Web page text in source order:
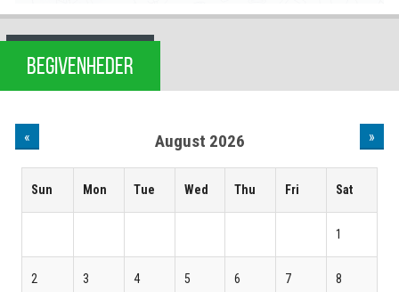
BEGIVENHEDER
« August 2026 »
Sun Mon Tue Wed Thu Fri Sat
1
2 3 4 5 6 7 8